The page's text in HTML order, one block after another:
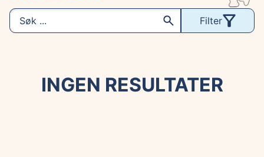
Filter
INGEN RESULTATER